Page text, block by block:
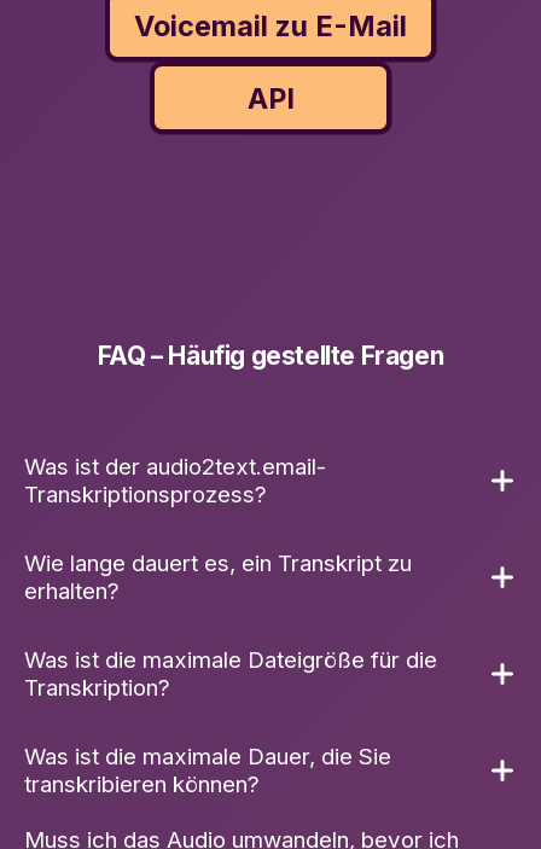
Voicemail zu E-Mail
API
FAQ – Häufig gestellte Fragen
Was ist der audio2text.email-
Transkriptionsprozess?
Um Qualität zu garantieren, wird jede
Audiodatei zunächst getestet und transkodiert.
Modell von OpenAI für die Transkription. Wir
haben ein robustes Fallback-System
entwickelt: Sollte der OpenAI
unter Verwendung desselben Whisper-Modells
verarbeitet. Dies stellt sicher, dass Sie Ihr
Wie lange dauert es, ein Transkript zu
erhalten?
Die Bearbeitungszeit IhresTranskriptshängt
von der Länge der Audiodatei ab.
Sprachnachrichten mithilfe der OpenAI-
Speech-to-Text-APIschnell transkribiert
Was ist die maximale Dateigröße für die
Transkription?
Beachten Sie, dass unser Transkriptionsdienst
eine Dateigrößenbeschränkung von 10 MB hat.
Was ist die maximale Dauer, die Sie
transkribieren können?
Muss ich das Audio umwandeln, bevor ich